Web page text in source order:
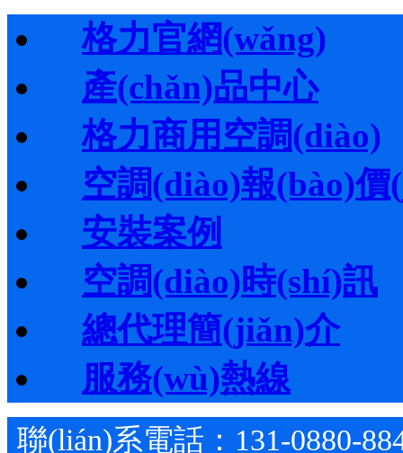
格力官網(wǎng)
產(chǎn)品中心
格力商用空調(diào)
空調(diào)報(bào)
安裝案例
空調(diào)時(shí)訊
總代理簡(jiǎn)介
服務(wù)熱線
聯(lián)系電話：131-0880-